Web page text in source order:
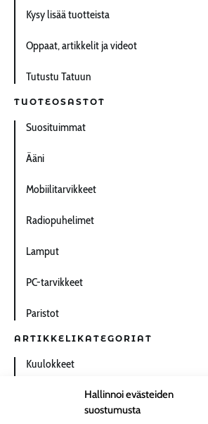
Hallinnoi evästeiden
suostumusta
Kysy lisää tuotteista
Oppaat, artikkelit ja videot
Tutustu Tatuun
TUOTEOSASTOT
Suosituimmat
Ääni
Mobiilitarvikkeet
Radiopuhelimet
Lamput
PC-tarvikkeet
Paristot
ARTIKKELIKATEGORIAT
Kuulokkeet